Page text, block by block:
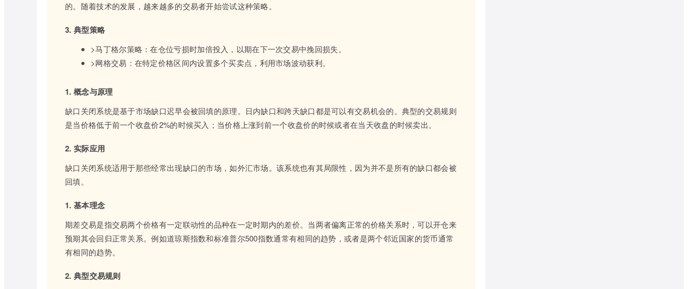
的。随着技术的发展，越来越多的交易者开始尝试这种策略。
3. 典型策略
>马丁格尔策略：在仓位亏损时加倍投入，以期在下一次交易中挽回损失。
>网格交易：在特定价格区间内设置多个买卖点，利用市场波动获利。
1. 概念与原理
缺口关闭系统是基于市场缺口迟早会被回填的原理。日内缺口和跨天缺口都是可以有交易机会的。典型的交易规则
是当价格低于前一个收盘价2%的时候买入；当价格上涨到前一个收盘价的时候或者在当天收盘的时候卖出。
2. 实际应用
缺口关闭系统适用于那些经常出现缺口的市场，如外汇市场。该系统也有其局限性，因为并不是所有的缺口都会被
回填。
1. 基本理念
期差交易是指交易两个价格有一定联动性的品种在一定时期内的差价。当两者偏离正常的价格关系时，可以开仓来
预期其会回归正常关系。例如道琼斯指数和标准普尔500指数通常有相同的趋势，或者是两个邻近国家的货币通常
有相同的趋势。
2. 典型交易规则